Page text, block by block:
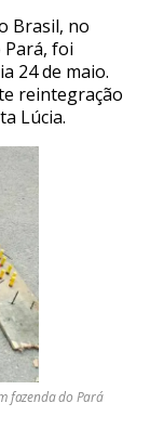
Brasil, no
Pará, foi
24 de maio.
reintegração
Lúcia.
fazenda do Pará